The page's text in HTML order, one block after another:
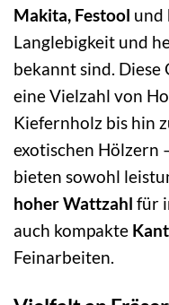
Makita, Festool und
Langlebigkeit und
bekannt sind.
eine Vielzahl von
Kiefernholz bis hin
exotischen Hölzern
bieten sowohl
hoher Wattzahl für
auch kompakte
Feinarbeiten.